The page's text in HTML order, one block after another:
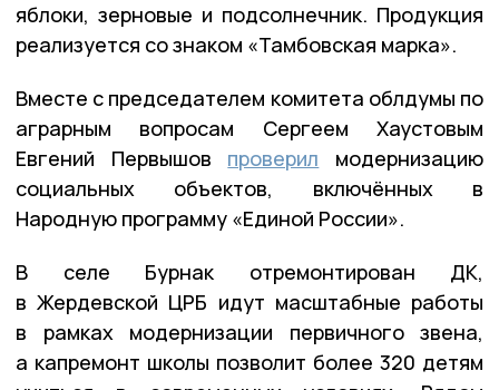
яблоки, зерновые и подсолнечник. Продукция
реализуется со знаком «Тамбовская марка».
Вместе с председателем комитета облдумы по
аграрным вопросам Сергеем Хаустовым
Евгений Первышов проверил модернизацию
социальных объектов, включённых в
Народную программу «Единой России».
В селе Бурнак отремонтирован ДК,
в Жердевской ЦРБ идут масштабные работы
в рамках модернизации первичного звена,
а капремонт школы позволит более 320 детям